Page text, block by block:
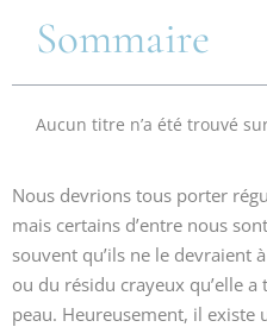
Sommaire
Aucun titre n’a été trouvé
Nous devrions tous porter
mais certains d’entre nous
souvent qu’ils ne le devraient
ou du résidu crayeux qu’elle
peau. Heureusement, il existe